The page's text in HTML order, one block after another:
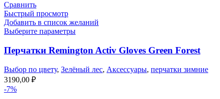
Сравнить
Быстрый просмотр
Добавить в список желаний
Выберите параметры
Перчатки Remington Activ Gloves Green Forest
Выбор по цвету, Зелёный лес, Аксессуары, перчатки зимние
3190,00 ₽
-7%